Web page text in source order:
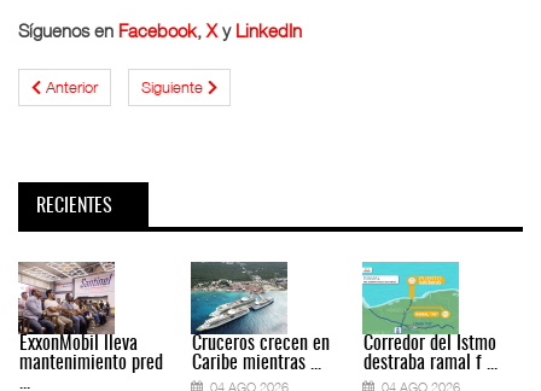
Síguenos en Facebook, Xy LinkedIn
Anterior Siguiente
RECIENTES
ExxonMobil lleva
mantenimiento pred
Cruceros crecen en
Caribe mientras ...
04 AGO 2026
Corredor del Istmo
destraba ramal f ...
04 AGO 2026